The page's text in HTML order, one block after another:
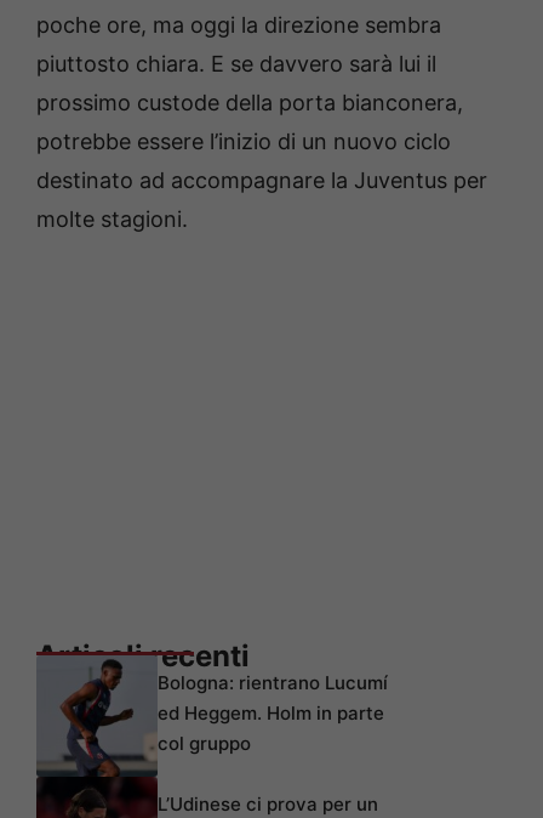
poche ore, ma oggi la direzione sembra
piuttosto chiara. E se davvero sarà lui il
prossimo custode della porta bianconera,
potrebbe essere l’inizio di un nuovo ciclo
destinato ad accompagnare la Juventus per
molte stagioni.
Articoli recenti
Bologna: rientrano Lucumí
ed Heggem. Holm in parte
col gruppo
L’Udinese ci prova per un